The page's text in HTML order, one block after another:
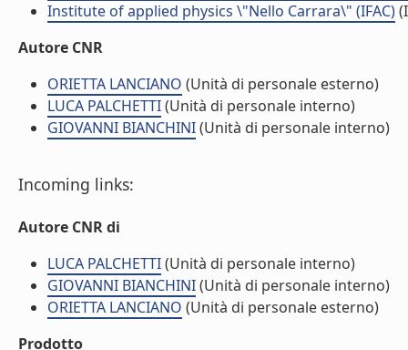
Institute of applied physics \"Nello Carrara\" (IFAC)
Autore CNR
ORIETTA LANCIANO (Unità di personale esterno)
LUCA PALCHETTI(Unità di personale interno)
GIOVANNI BIANCHINI(Unità di personale interno)
Incoming links:
Autore CNR di
LUCA PALCHETTI(Unità di personale interno)
GIOVANNI BIANCHINI(Unità di personale interno)
ORIETTA LANCIANO (Unità di personale esterno)
Prodotto